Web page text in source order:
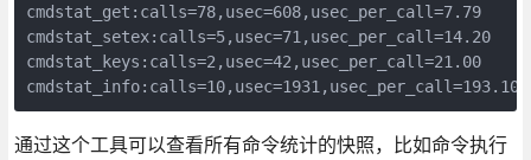
cmdstat_get:calls=78,usec=608,usec_per_call=7.79
cmdstat_setex:calls=5,usec=71,usec_per_call=14.20
cmdstat_keys:calls=2,usec=42,usec_per_call=21.00
cmdstat_info:calls=10,usec=1931,usec_per_call=193.10
通过这个工具可以查看所有命令统计的快照，比如命令执行